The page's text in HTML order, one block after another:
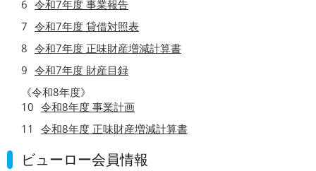
6 令和7年度 事業報告
7 令和7年度 貸借対照表
8 令和7年度 正味財産増減計算書
9 令和7年度 財産目録
《令和8年度》
10 令和8年度 事業計画
11
令和8年度 正味財産増減計算書
ビューロー会員情報